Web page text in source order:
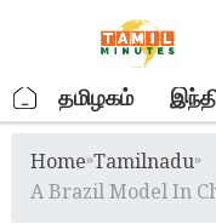
. தமிழகம்
Home»Tamilnadu»
A Brazil Model In